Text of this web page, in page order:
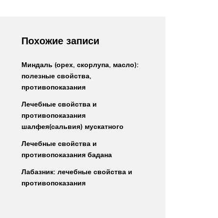
Похожие записи
Миндаль (орех, скорлупа, масло):
полезные свойства,
противопоказания
Лечебные свойства и
противопоказания
шалфея(сальвия) мускатного
Лечебные свойства и
противопоказания бадана
Лабазник: лечебные свойства и
противопоказания